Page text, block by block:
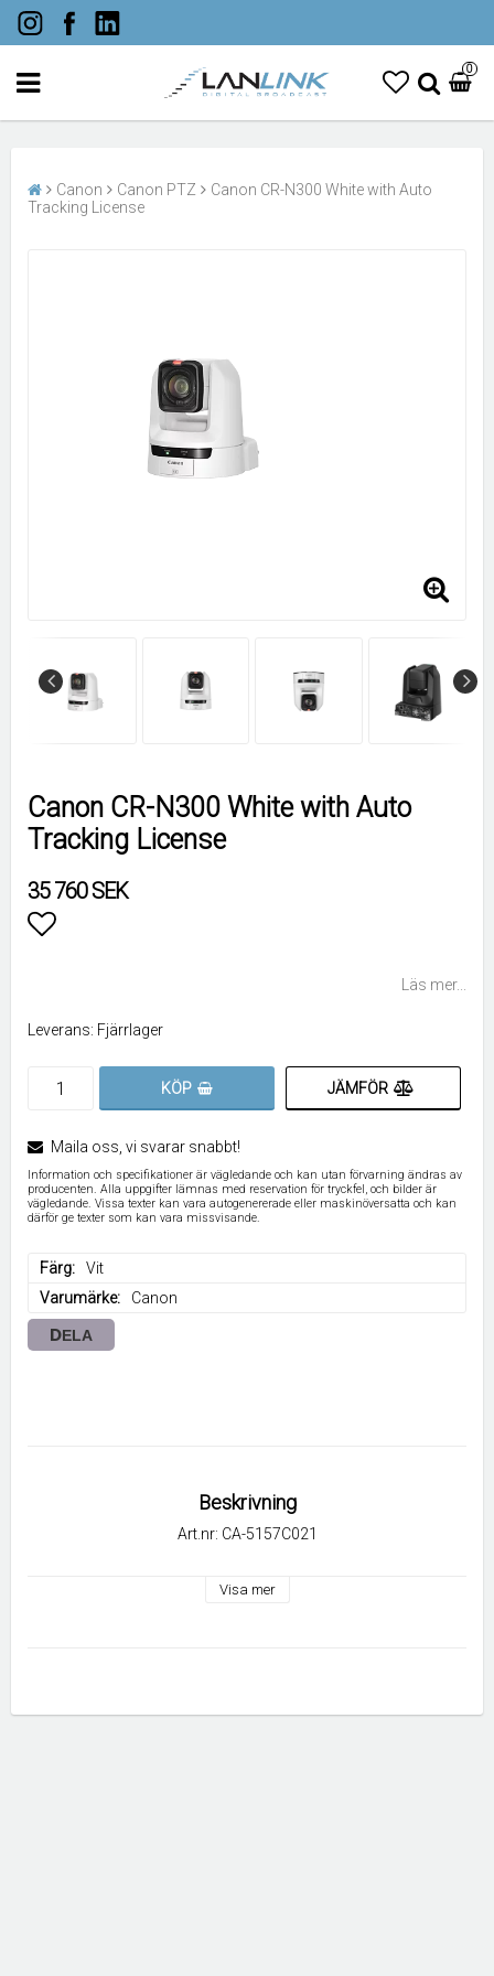
0
Canon Canon PTZ
Canon CR-N300 White with Auto
Tracking License
Canon CR-N300 White with Auto
Tracking License
35 760 SEK
Läs mer...
Leverans: Fjärrlager
KÖP JÄMFÖR
Maila oss, vi svarar snabbt!
Information och specifikationer är vägledande och kan utan förvarning ändras av
producenten. Alla uppgifter lämnas med reservation för tryckfel, och bilder är
vägledande. Vissa texter kan vara autogenererade eller maskinöversatta och kan
därför ge texter som kan vara missvisande.
Färg
Vit
Varumärke
Canon
DELA
Beskrivning
Art.nr: CA-5157C021
Visa mer